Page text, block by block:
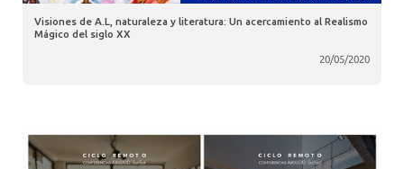
Visiones de A.L, naturaleza y literatura: Un acercamiento al Realismo
Mágico del siglo XX
20/05/2020